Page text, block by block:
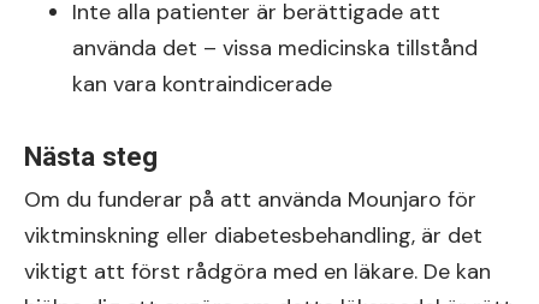
Inte alla patienter är berättigade att
använda det – vissa medicinska tillstånd
kan vara kontraindicerade
Nästa steg
Om du funderar på att använda Mounjaro för
viktminskning eller diabetesbehandling, är det
viktigt att först rådgöra med en läkare. De kan